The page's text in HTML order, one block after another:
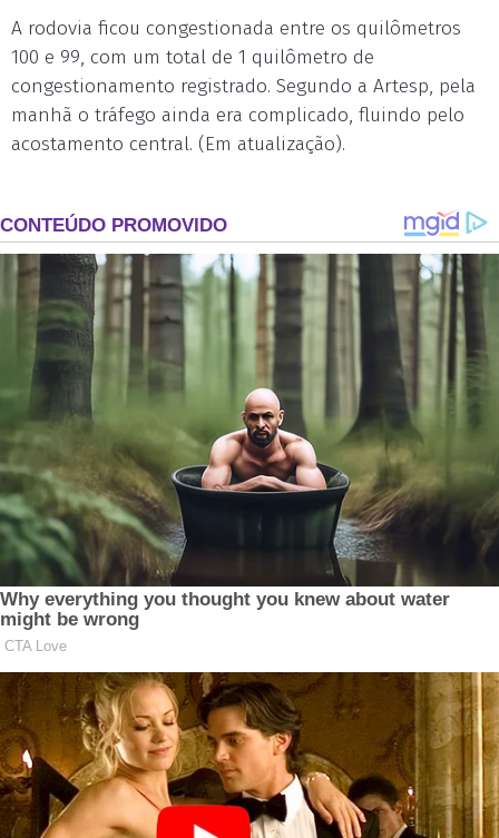
A rodovia ficou congestionada entre os quilômetros
100 e 99, com um total de 1 quilômetro de
congestionamento registrado. Segundo a Artesp, pela
manhã o tráfego ainda era complicado, fluindo pelo
acostamento central. (Em atualização).